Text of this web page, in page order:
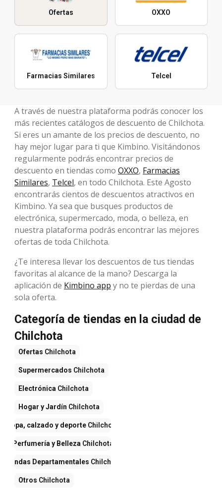
Ofertas OXXO
Farmacias Similares Telcel
A través de nuestra plataforma podrás conocer los
más recientes catálogos de descuento de Chilchota.
Si eres un amante de los precios de descuento, no
hay mejor lugar para ti que Kimbino. Visitándonos
regularmente podrás encontrar precios de
descuento en tiendas como OXXO, Farmacias
Similares, Telcel, en todo Chilchota. Este Agosto
encontrarás cientos de descuentos atractivos en
Kimbino. Ya sea que busques productos de
electrónica, supermercado, moda, o belleza, en
nuestra plataforma podrás encontrar las mejores
ofertas de toda Chilchota.
¿Te interesa llevar los descuentos de tus tiendas
favoritas al alcance de la mano? Descarga la
aplicación de Kimbino app y no te pierdas de una
sola oferta.
Categoría de tiendas en la ciudad de
Chilchota
Ofertas Chilchota
Supermercados Chilchota
Electrónica Chilchota
Hogar y Jardín Chilchota
Ropa, calzado y deporte Chilchota
Perfumería y Belleza Chilchota
Tiendas Departamentales Chilchota
Otros Chilchota